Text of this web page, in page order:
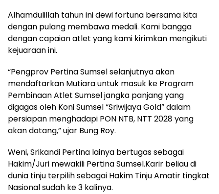
Alhamdulillah tahun ini dewi fortuna bersama kita
dengan pulang membawa medali. Kami bangga
dengan capaian atlet yang kami kirimkan mengikuti
kejuaraan ini.
“Pengprov Pertina Sumsel selanjutnya akan
mendaftarkan Mutiara untuk masuk ke Program
Pembinaan Atlet Sumsel jangka panjang yang
digagas oleh Koni Sumsel “Sriwijaya Gold” dalam
persiapan menghadapi PON NTB, NTT 2028 yang
akan datang,” ujar Bung Roy.
Weni, Srikandi Pertina lainya bertugas sebagai
Hakim/Juri mewakili Pertina Sumsel.Karir beliau di
dunia tinju terpilih sebagai Hakim Tinju Amatir tingkat
Nasional sudah ke 3 kalinya.